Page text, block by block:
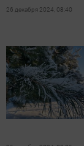
26 декабря 2024, 08:40